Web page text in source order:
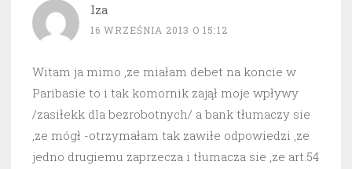
Iza
16 WRZEŚNIA 2013 O 15:12
Witam ja mimo ,ze miałam debet na koncie w
Paribasie to i tak komornik zajął moje wpływy
/zasiłekk dla bezrobotnych/ a bank tłumaczy sie
,ze mógł -otrzymałam tak zawiłe odpowiedzi ,ze
jedno drugiemu zaprzecza i tłumacza sie ,ze art.54